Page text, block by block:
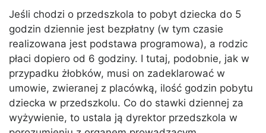
Jeśli chodzi o przedszkola to pobyt dziecka do 5
godzin dziennie jest bezpłatny (w tym czasie
realizowana jest podstawa programowa), a rodzic
płaci dopiero od 6 godziny. I tutaj, podobnie, jak w
przypadku żłobków, musi on zadeklarować w
umowie, zwieranej z placówką, ilość godzin pobytu
dziecka w przedszkolu. Co do stawki dziennej za
wyżywienie, to ustala ją dyrektor przedszkola w